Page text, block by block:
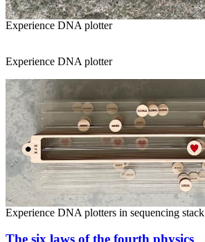
Experience DNA plotter
Experience DNA plotter
Experience DNA plotters in sequencing stack
Posted